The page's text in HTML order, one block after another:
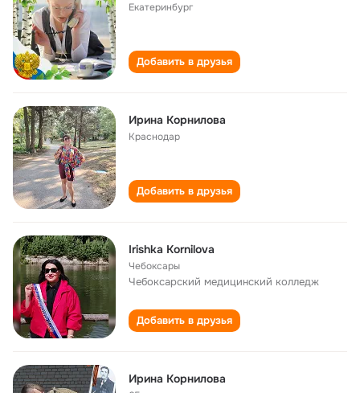
Екатеринбург
Добавить в друзья
Ирина Корнилова
Краснодар
Добавить в друзья
Irishka Kornilova
Чебоксары
Чебоксарский медицинский колледж
Добавить в друзья
Ирина Корнилова